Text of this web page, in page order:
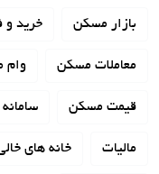
بازار مسکن خرید
معاملات مسکن وام
قیمت مسکن
مالیات خانه های